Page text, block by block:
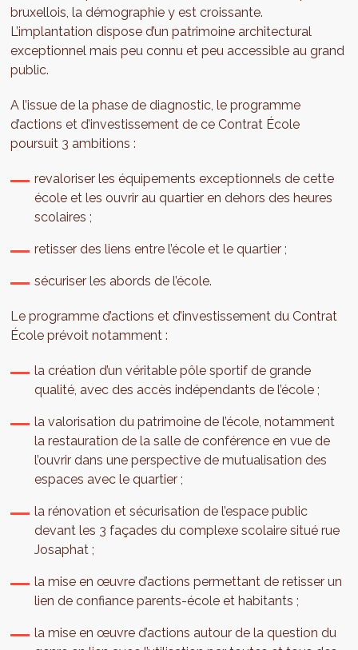
bruxellois, la démographie y est croissante.
L’implantation dispose d’un patrimoine architectural
exceptionnel mais peu connu et peu accessible au grand
public.
A l’issue de la phase de diagnostic, le programme
d’actions et d’investissement de ce Contrat École
poursuit 3 ambitions :
revaloriser les équipements exceptionnels de cette
école et les ouvrir au quartier en dehors des heures
scolaires ;
retisser des liens entre l’école et le quartier ;
sécuriser les abords de l’école.
Le programme d’actions et d’investissement du Contrat
École prévoit notamment :
la création d’un véritable pôle sportif de grande
qualité, avec des accès indépendants de l’école ;
la valorisation du patrimoine de l’école, notamment
la restauration de la salle de conférence en vue de
l’ouvrir dans une perspective de mutualisation des
espaces avec le quartier ;
la rénovation et sécurisation de l’espace public
devant les 3 façades du complexe scolaire situé rue
Josaphat ;
la mise en œuvre d’actions permettant de retisser un
lien de confiance parents-école et habitants ;
la mise en œuvre d’actions autour de la question du